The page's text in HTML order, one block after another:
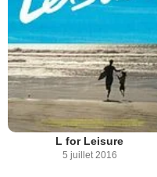
L for Leisure
5 juillet 2016